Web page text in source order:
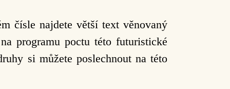
čísle najdete větší text věnovaný
programu poctu této futuristické
si můžete poslechnout na této